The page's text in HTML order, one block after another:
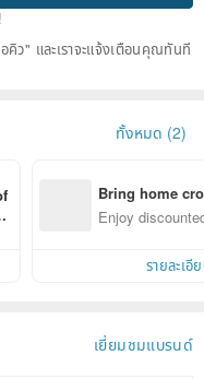
ว" และเราจะแจ้งเตือนคุณทันที
ทั้งหมด (2)
Bring home
n with ease
Enjoy
รายละเอี
เยี่ยมชมแบรนด์